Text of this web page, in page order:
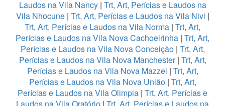
Laudos na Vila Nancy| Trt, Art, Perícias e Laudos na
Vila Nhocune| Trt, Art, Perícias e Laudos na Vila Nivi |
Trt, Art, Perícias e Laudos na Vila Norma | Trt, Art,
Perícias e Laudos na Vila Nova Cachoeirinha | Trt, Art,
Perícias e Laudos na Vila Nova Conceição| Trt, Art,
Perícias e Laudos na Vila Nova Manchester| Trt, Art,
Perícias e Laudos na Vila Nova Mazzei | Trt, Art,
Perícias e Laudos na Vila Nova União| Trt, Art,
Perícias e Laudos na Vila Olimpia | Trt, Art, Perícias e
Laudos na Vila Oratório | Trt, Art, Perícias e Laudos na